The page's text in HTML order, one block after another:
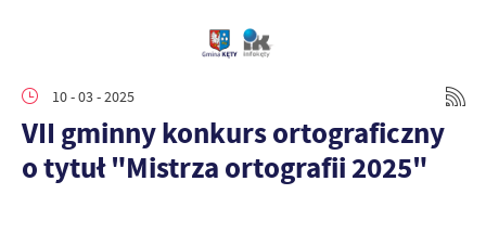
10 - 03 - 2025
VII gminny konkurs ortograficzny
o tytuł "Mistrza ortografii 2025"